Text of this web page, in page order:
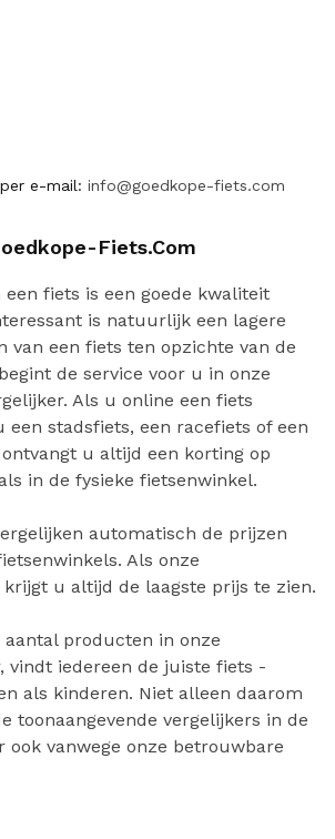
e-mail: info@goedkope-fiets.com
Fiets.com
een fiets is een goede kwaliteit
is natuurlijk een lagere
van een fiets ten opzichte van de
de service voor u in onze
Als u online een fiets
een stadsfiets, een racefiets of een
u altijd een korting op
in de fysieke fietsenwinkel.
automatisch de prijzen
Als onze
u altijd de laagste prijs te zien.
aantal producten in onze
vindt iedereen de juiste fiets -
als kinderen. Niet alleen daarom
toonaangevende vergelijkers in de
ook vanwege onze betrouwbare